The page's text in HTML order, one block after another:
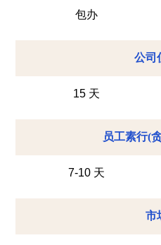
包办
公司
15 天
员工素行(
7-10 天
市